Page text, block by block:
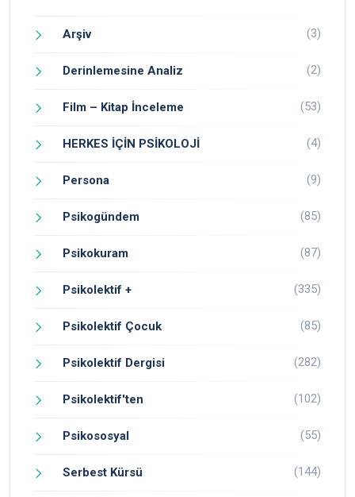
Arşiv (3)
Derinlemesine Analiz (2)
Film – Kitap İnceleme (53)
HERKES İÇİN PSİKOLOJİ (4)
Persona (9)
Psikogündem (85)
Psikokuram (87)
Psikolektif + (335)
Psikolektif Çocuk (85)
Psikolektif Dergisi (282)
Psikolektif'ten (102)
Psikososyal (55)
Serbest Kürsü (144)